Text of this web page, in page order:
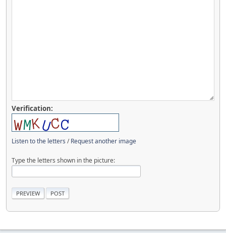
Verification:
Listen to the letters /Request another image
Type the letters shown in the picture: